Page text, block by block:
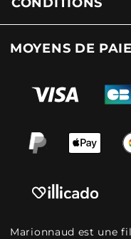
MOYENS DE
Marionnaud est une